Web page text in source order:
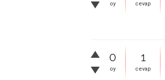
oy cevap
0
oy
1
cevap